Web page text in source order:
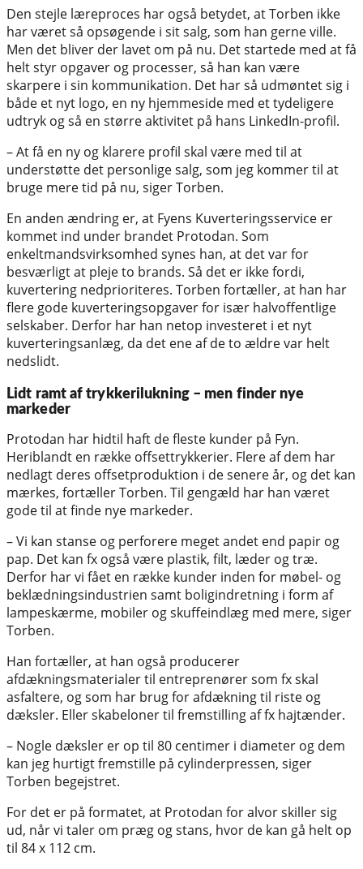
Den stejle læreproces har også betydet, at Torben ikke
har været så opsøgende i sit salg, som han gerne ville.
Men det bliver der lavet om på nu. Det startede med at få
helt styr opgaver og processer, så han kan være
skarpere i sin kommunikation. Det har så udmøntet sig i
både et nyt logo, en ny hjemmeside med et tydeligere
udtryk og så en større aktivitet på hans LinkedIn-profil.
– At få en ny og klarere profil skal være med til at
understøtte det personlige salg, som jeg kommer til at
bruge mere tid på nu, siger Torben.
En anden ændring er, at Fyens Kuverteringsservice er
kommet ind under brandet Protodan. Som
enkeltmandsvirksomhed synes han, at det var for
besværligt at pleje to brands. Så det er ikke fordi,
kuvertering nedprioriteres. Torben fortæller, at han har
flere gode kuverteringsopgaver for især halvoffentlige
selskaber. Derfor har han netop investeret i et nyt
kuverteringsanlæg, da det ene af de to ældre var helt
nedslidt.
Lidt ramt af trykkerilukning – men finder nye
markeder
Protodan har hidtil haft de fleste kunder på Fyn.
Heriblandt en række offsettrykkerier. Flere af dem har
nedlagt deres offsetproduktion i de senere år, og det kan
mærkes, fortæller Torben. Til gengæld har han været
gode til at finde nye markeder.
– Vi kan stanse og perforere meget andet end papir og
pap. Det kan fx også være plastik, filt, læder og træ.
Derfor har vi fået en række kunder inden for møbel- og
beklædningsindustrien samt boligindretning i form af
lampeskærme, mobiler og skuffeindlæg med mere, siger
Torben.
Han fortæller, at han også producerer
afdækningsmaterialer til entreprenører som fx skal
asfaltere, og som har brug for afdækning til riste og
dæksler. Eller skabeloner til fremstilling af fx hajtænder.
– Nogle dæksler er op til 80 centimer i diameter og dem
kan jeg hurtigt fremstille på cylinderpressen, siger
Torben begejstret.
For det er på formatet, at Protodan for alvor skiller sig
ud, når vi taler om præg og stans, hvor de kan gå helt op
til 84 x 112 cm.